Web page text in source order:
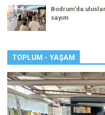
Bodrum'da
sayım
TOPLUM - YAŞAM